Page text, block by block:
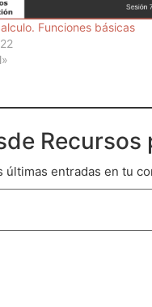
Funciones básicas
Recursos
últimas entradas en tu